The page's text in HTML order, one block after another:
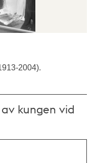
2004).
kungen vid